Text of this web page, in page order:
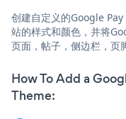
创建自定义的Google
站的样式和颜色，并将
页面，帖子，侧边栏，页
How To Add a
Theme: